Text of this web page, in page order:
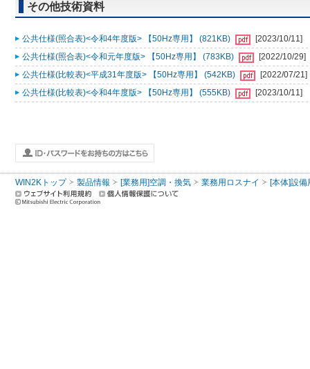
その他技術資料
公共仕様(照合表)<令和4年度版> 【50Hz専用】 (821KB)
[2023/10/11]
公共仕様(照合表)<令和元年度版> 【50Hz専用】 (783KB)
[2022/10/29]
公共仕様(比較表)<平成31年度版> 【50Hz専用】 (542KB)
[2022/07/21]
公共仕様(比較表)<令和4年度版> 【50Hz専用】 (555KB)
[2023/10/11]
WIN2Kトップ 製品情報 [業務用]空調・換気 業務用ロスナイ [本体]設備